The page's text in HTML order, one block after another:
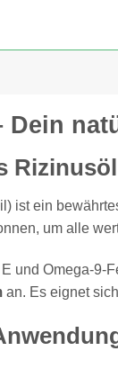
Dein
ist ein
um alle
und Omega-9-
an. Es eignet